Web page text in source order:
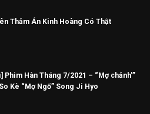
Thảm Án Kinh Hoàng Có Thật
Phim Hàn Tháng 7/2021 – “Mợ chảnh'”
Kè “Mợ Ngố” Song Ji Hyo